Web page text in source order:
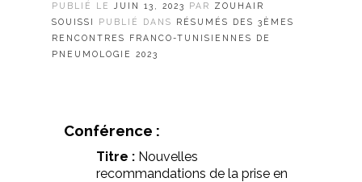
PUBLIÉ LE JUIN 13, 2023 PAR ZOUHAIR
SOUISSI
PUBLIÉ DANS RÉSUMÉS DES 3ÈMES
RENCONTRES FRANCO-TUNISIENNES DE
PNEUMOLOGIE 2023
Conférence :
Titre : Nouvelles
recommandations de la prise en